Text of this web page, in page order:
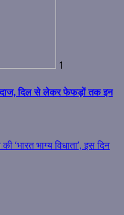
1
दिल से लेकर फेफड़ों तक इन
‘भारत भाग्य विधाता’, इस दिन